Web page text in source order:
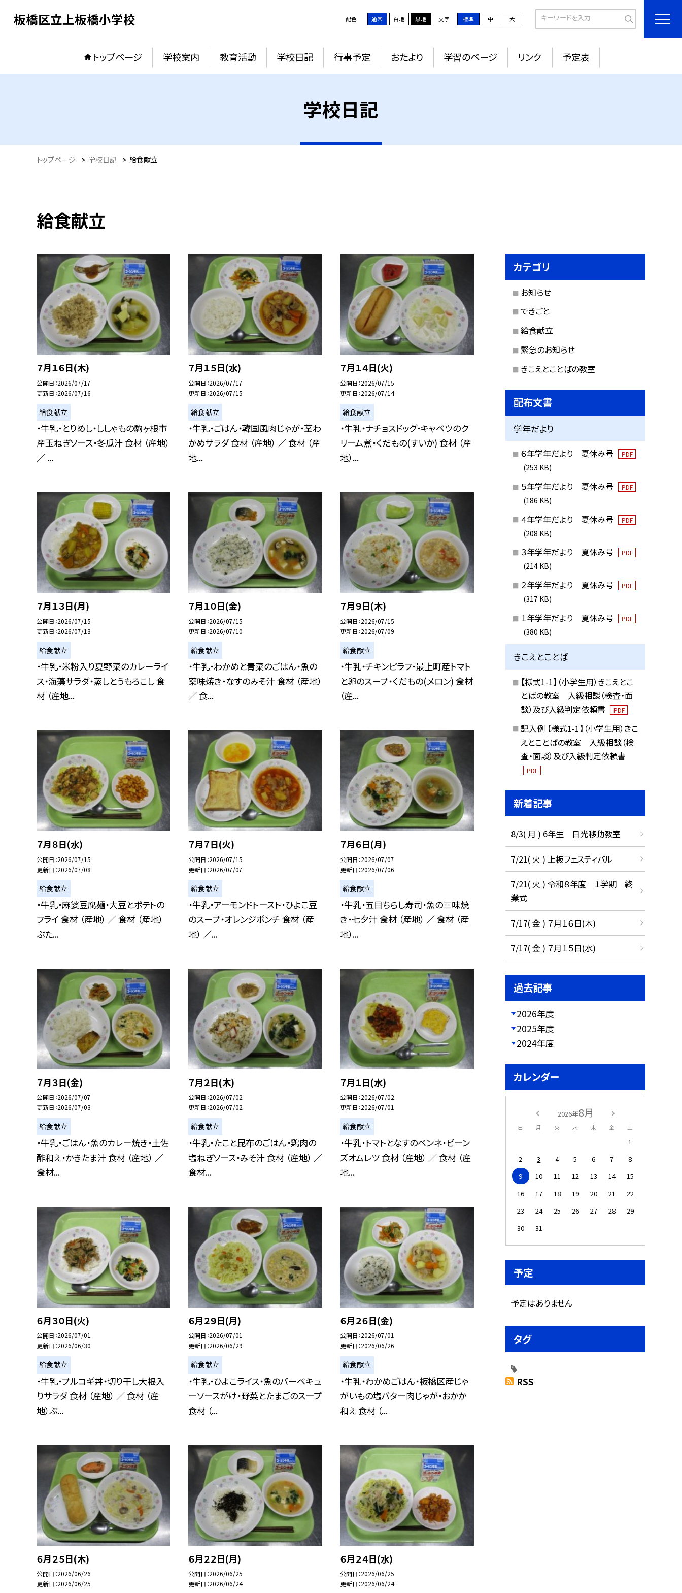
板橋区立上板橋小学校 配色 通常 白地 黒地 文字 標準 中 大
トップページ 学校案内 教育活動 学校日記 行事予定 おたより 学習のページ リンク 予定表
学校日記
トップページ > 学校日記 > 給食献立
給食献立
７月１６日(木)
公開日 2026/07/17
更新日 2026/07/16
給食献立
・牛乳・とりめし・ししゃもの駒ヶ根市
産玉ねぎソース・冬瓜汁 食材 （産地）
／ ...
７月１５日(水)
公開日 2026/07/17
更新日 2026/07/15
給食献立
・牛乳・ごはん・韓国風肉じゃが・茎わ
かめサラダ 食材 （産地） ／ 食材 （産
地...
７月１４日(火)
公開日 2026/07/15
更新日 2026/07/14
給食献立
・牛乳・ナチョスドッグ・キャベツのク
リーム煮・くだもの(すいか) 食材 （産
地）...
７月１３日(月)
公開日 2026/07/15
更新日 2026/07/13
給食献立
・牛乳・米粉入り夏野菜のカレーライ
ス・海藻サラダ・蒸しとうもろこし 食
材 （産地...
７月１０日(金)
公開日 2026/07/15
更新日 2026/07/10
給食献立
・牛乳・わかめと青菜のごはん・魚の
薬味焼き・なすのみそ汁 食材 （産地）
／ 食...
７月９日(木)
公開日 2026/07/15
更新日 2026/07/09
給食献立
・牛乳・チキンピラフ・最上町産トマト
と卵のスープ・くだもの(メロン) 食材
（産...
７月８日(水)
公開日 2026/07/15
更新日 2026/07/08
給食献立
・牛乳・麻婆豆腐麺・大豆とポテトの
フライ 食材 （産地） ／ 食材 （産地）
ぶた...
７月７日(火)
公開日 2026/07/15
更新日 2026/07/07
給食献立
・牛乳・アーモンドトースト・ひよこ豆
のスープ・オレンジポンチ 食材 （産
地） ／...
７月６日(月)
公開日 2026/07/07
更新日 2026/07/06
給食献立
・牛乳・五目ちらし寿司・魚の三味焼
き・七夕汁 食材 （産地） ／ 食材 （産
地）...
７月３日(金)
公開日 2026/07/07
更新日 2026/07/03
給食献立
・牛乳・ごはん・魚のカレー焼き・土佐
酢和え・かきたま汁 食材 （産地） ／
食材...
７月２日(木)
公開日 2026/07/02
更新日 2026/07/02
給食献立
・牛乳・たこと昆布のごはん・鶏肉の
塩ねぎソース・みそ汁 食材 （産地） ／
食材...
７月１日(水)
公開日 2026/07/02
更新日 2026/07/01
給食献立
・牛乳・トマトとなすのペンネ・ビーン
ズオムレツ 食材 （産地） ／ 食材 （産
地...
６月３０日(火)
公開日 2026/07/01
更新日 2026/06/30
給食献立
・牛乳・プルコギ丼・切り干し大根入
りサラダ 食材 （産地） ／ 食材 （産
地）ぶ...
６月２９日(月)
公開日 2026/07/01
更新日 2026/06/29
給食献立
・牛乳・ひよこライス・魚のバーベキュ
ーソースがけ・野菜とたまごのスープ
食材 （...
６月２６日(金)
公開日 2026/07/01
更新日 2026/06/26
給食献立
・牛乳・わかめごはん・板橋区産じゃ
がいもの塩バター肉じゃが・おかか
和え 食材 （...
６月２５日(木)
公開日 2026/06/26
更新日 2026/06/25
６月２２日(月)
公開日 2026/06/25
更新日 2026/06/24
６月２４日(水)
公開日 2026/06/25
更新日 2026/06/24
カテゴリ
お知らせ
できごと
給食献立
緊急のお知らせ
きこえとことばの教室
配布文書
学年だより
６年学年だより 夏休み号 PDF
(253 KB)
５年学年だより 夏休み号 PDF
(186 KB)
４年学年だより 夏休み号 PDF
(208 KB)
３年学年だより 夏休み号 PDF
(214 KB)
２年学年だより 夏休み号 PDF
(317 KB)
１年学年だより 夏休み号 PDF
(380 KB)
きこえとことば
【様式1-1】（小学生用）きこえとこ
とばの教室 入級相談（検査・面
談）及び入級判定依頼書
PDF
記入例 【様式1-1】（小学生用）きこ
えとことばの教室 入級相談（検
査・面談）及び入級判定依頼書
PDF
新着記事
8/3( 月 ) 6年生 日光移動教室
7/21( 火 ) 上板フェスティバル
7/21( 火 ) 令和８年度 １学期 終
業式
7/17( 金 ) ７月１６日(木)
7/17( 金 ) ７月１５日(水)
過去記事
2026年度
2025年度
2024年度
カレンダー
2026年8月
日 月 火 水 木 金 土
1
2
3 4 5 6 7
8
9
10 11 12 13 14
15
16
17 18 19 20 21
22
23
24 25 26 27 28
29
30
31
予定
予定はありません
タグ
RSS